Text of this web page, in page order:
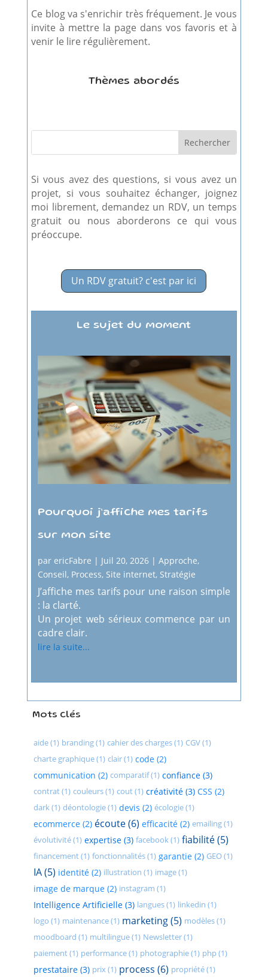
Ce blog va s'enrichir très fréquement. Je vous
invite à mettre la page dans vos favoris et à
venir le lire régulièrement.
Thèmes abordés
Si vous avez des questions, si vous avez un
projet, si vous souhaitez échanger, joignez
moi librement, demandez un RDV, un temps
gratuit ou nous aborderons ce qui vous
préoccupe.
Un RDV gratuit? c'est par ici
Le sujet du moment
Pourquoi j’affiche mes tarifs
sur mon site
par ericFabre | Juil 20, 2026 |Approche,
Conseil, Process, Site internet, Stratégie
J’affiche mes tarifs pour une raison simple
: la clarté.
Un projet web sérieux commence par un
cadre clair.
lire la suite...
Mots clés
aide (1) branding (1) cahier des charges (1) CGV (1)
charte graphique (1) clair (1) code (2)
communication (2) comparatif (1) confiance (3)
contrat (1) couleurs (1) cout (1) créativité (3) CSS (2)
dark (1) déontologie (1) devis (2) écologie (1)
ecommerce (2) écoute (6) efficacité (2) emailing (1)
évolutivité (1) expertise (3) facebook (1) fiabilité (5)
financement (1) fonctionnalités (1) garantie (2) GEO (1)
IA (5) identité (2) illustration (1) image (1)
image de marque (2) instagram (1)
Intelligence Artificielle (3) langues (1) linkedin (1)
logo (1) maintenance (1) marketing (5) modèles (1)
moodboard (1) multilingue (1) Newsletter (1)
paiement (1) performance (1) photographie (1) php (1)
prestataire (3) prix (1) process (6) propriété (1)